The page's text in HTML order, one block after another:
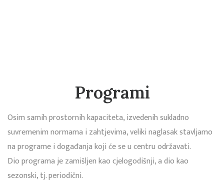
Programi
Osim samih prostornih kapaciteta, izvedenih sukladno
suvremenim normama i zahtjevima, veliki naglasak stavljamo
na programe i događanja koji će se u centru održavati.
Dio programa je zamišljen kao cjelogodišnji, a dio kao
sezonski, tj. periodični.